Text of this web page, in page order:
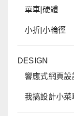
單車|硬體
小折|小輪徑
DESIGN
響應式網頁
我搞設計小菜